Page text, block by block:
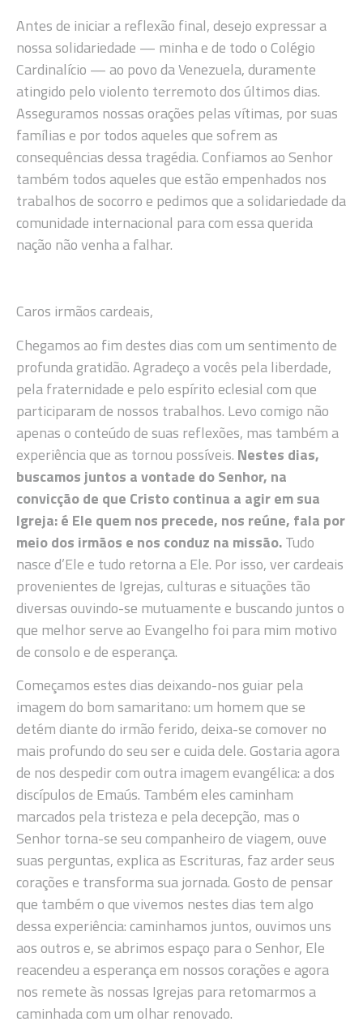
Antes de iniciar a reflexão final, desejo expressar a
nossa solidariedade — minha e de todo o Colégio
Cardinalício — ao povo da Venezuela, duramente
atingido pelo violento terremoto dos últimos dias.
Asseguramos nossas orações pelas vítimas, por suas
famílias e por todos aqueles que sofrem as
consequências dessa tragédia. Confiamos ao Senhor
também todos aqueles que estão empenhados nos
trabalhos de socorro e pedimos que a solidariedade da
comunidade internacional para com essa querida
nação não venha a falhar.
Caros irmãos cardeais,
Chegamos ao fim destes dias com um sentimento de
profunda gratidão. Agradeço a vocês pela liberdade,
pela fraternidade e pelo espírito eclesial com que
participaram de nossos trabalhos. Levo comigo não
apenas o conteúdo de suas reflexões, mas também a
experiência que as tornou possíveis. Nestes dias,
buscamos juntos a vontade do Senhor, na
convicção de que Cristo continua a agir em sua
Igreja: é Ele quem nos precede, nos reúne, fala por
meio dos irmãos e nos conduz na missão.Tudo
nasce d’Ele e tudo retorna a Ele. Por isso, ver cardeais
provenientes de Igrejas, culturas e situações tão
diversas ouvindo-se mutuamente e buscando juntos o
que melhor serve ao Evangelho foi para mim motivo
de consolo e de esperança.
Começamos estes dias deixando-nos guiar pela
imagem do bom samaritano: um homem que se
detém diante do irmão ferido, deixa-se comover no
mais profundo do seu ser e cuida dele. Gostaria agora
de nos despedir com outra imagem evangélica: a dos
discípulos de Emaús. Também eles caminham
marcados pela tristeza e pela decepção, mas o
Senhor torna-se seu companheiro de viagem, ouve
suas perguntas, explica as Escrituras, faz arder seus
corações e transforma sua jornada. Gosto de pensar
que também o que vivemos nestes dias tem algo
dessa experiência: caminhamos juntos, ouvimos uns
aos outros e, se abrimos espaço para o Senhor, Ele
reacendeu a esperança em nossos corações e agora
nos remete às nossas Igrejas para retomarmos a
caminhada com um olhar renovado.